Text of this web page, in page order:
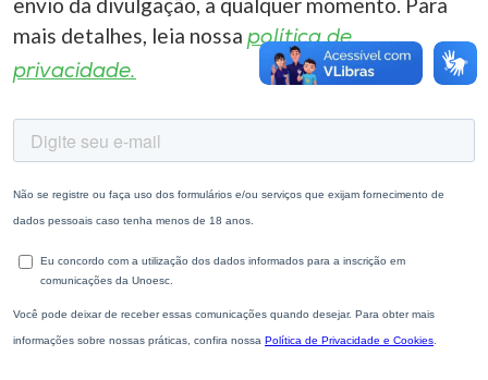
mais detalhes, leia nossa política de
privacidade.